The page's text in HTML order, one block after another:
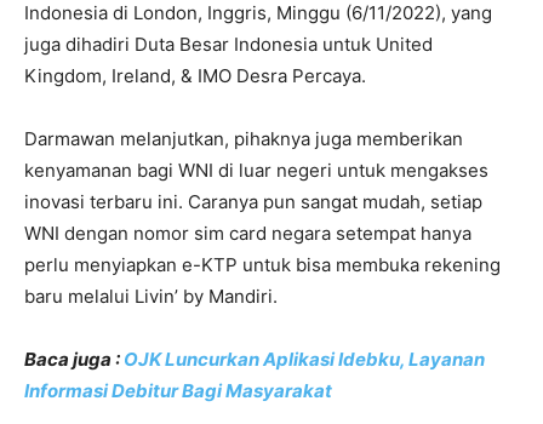
Indonesia di London, Inggris, Minggu (6/11/2022), yang
juga dihadiri Duta Besar Indonesia untuk United
Kingdom, Ireland, & IMO Desra Percaya.
Darmawan melanjutkan, pihaknya juga memberikan
kenyamanan bagi WNI di luar negeri untuk mengakses
inovasi terbaru ini. Caranya pun sangat mudah, setiap
WNI dengan nomor sim card negara setempat hanya
perlu menyiapkan e-KTP untuk bisa membuka rekening
baru melalui Livin’ by Mandiri.
Baca juga : OJK Luncurkan Aplikasi Idebku, Layanan
Informasi Debitur Bagi Masyarakat